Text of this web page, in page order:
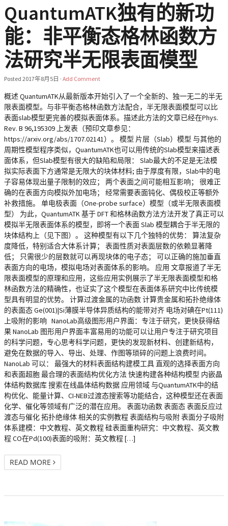
QuantumATK独有的新功
能：非平衡态格林函数方
法研究半无限表面模型
Posted 2017年8月5日 · Add Comment
概述 QuantumATK从最新版本开始引入了一个全新的、独一无二的半无
限表面模型。与非平衡态格林函数方法配合，半无限表面模型可以比
表面slab模型更完善的模拟表面体系。描述此方法的文章已经在Phys.
Rev. B 96,195309 上发表（预印文章参见：
https://arxiv.org/abs/1707.02141）。 模型 片层（Slab）模型 与其他的
周期性模型程序类似，QuantumATK也可以用传统的Slab模型来描述表
面体系，但Slab模型有很大的缺陷和局限： Slab最大的不足是无法模
拟实际表面下方通常是无限大的块体材料; 由于厚度有限，Slab中的电
子容易体现出量子限制的效应； 两个表面之间可能相互影响； 很难正
确的在表面方向模拟外加电场； 经常需要表面钝化、偶极校正等额外
补救措施。 单电极表面（One-probe surface）模型（或半无限表面模
型） 为此，QuantumATK 基于 DFT 和格林函数方法方法开发了真正可以
模拟半无限表面体系的模型，即将一个表面 Slab 模型耦合于半无限的
块体结构上（见下图）。 这种模型有以下几个独特的优势： 算法复杂
度降低，特别适合大体系计算； 表面性质对表面层数的依赖显著降
低； 只需很少的层数就可以再现块体的电子态； 可以正确的施加垂直
表面方向的电场，模拟电场对表面体系的影响。 应用 文章报道了半无
限表面模型的原理和应用，这些应用实例展示了半无限表面模型和格
林函数方法的精确性，也证实了这个模型在表面体系研究中比传统模
型具有明显的优势。 计算过渡金属的功函数 计算贵金属和拓扑绝缘体
的表面态 Ge(001)|Si薄膜半导体异质结构的能带对齐 电场对碘在Pt(111)
上吸附的影响 NanoLab高级图形用户界面：专注于研究，更快获得结
果 NanoLab 图形用户界面丰富易用的功能可以让用户专注于研究项目
的科学问题，专心思考科学问题，更快的发现新材料、创建新结构，
避免在数据的导入、导出、处理、作图等琐碎的问题上浪费时间。
NanoLab 可以： 最强大的材料表面结构建模工具 直观的选择表面方向
和表面超胞 最合理的表面结构优化方法 快速构建各种结构模型 内嵌晶
体结构数据库 搜索在线晶体结构数据 应用领域 与QuantumATK中的结
构优化、能量计算、CI-NEB过渡态搜索等功能结合，这种模型还在表面
化学、催化等领域有广泛的潜在应用。 表面功函数 表面态 表面反应过
渡态与催化 拓扑绝缘体 相关的实例教程 表面结构与吸附 表面分子吸附
体系建模：中文教程、英文教程 硅表面重构研究：中文教程、英文教
程 CO在Pd(100)表面的吸附：英文教程 […]
READ MORE